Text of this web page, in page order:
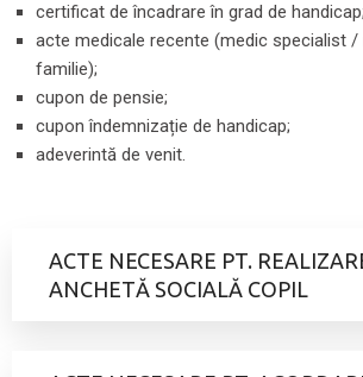
certificat de încadrare în grad de handicap;
acte medicale recente (medic specialist /
familie);
cupon de pensie;
cupon îndemnizație de handicap;
adeverintă de venit.
ACTE NECESARE PT.
ANCHETĂ SOCIALĂ COPIL